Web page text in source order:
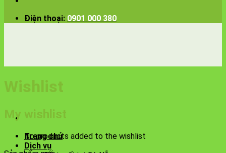
Điện thoại: 0901 000 380
Trang chủ
Dịch vụ
Wishlist
My wishlist
No products added to the wishlist